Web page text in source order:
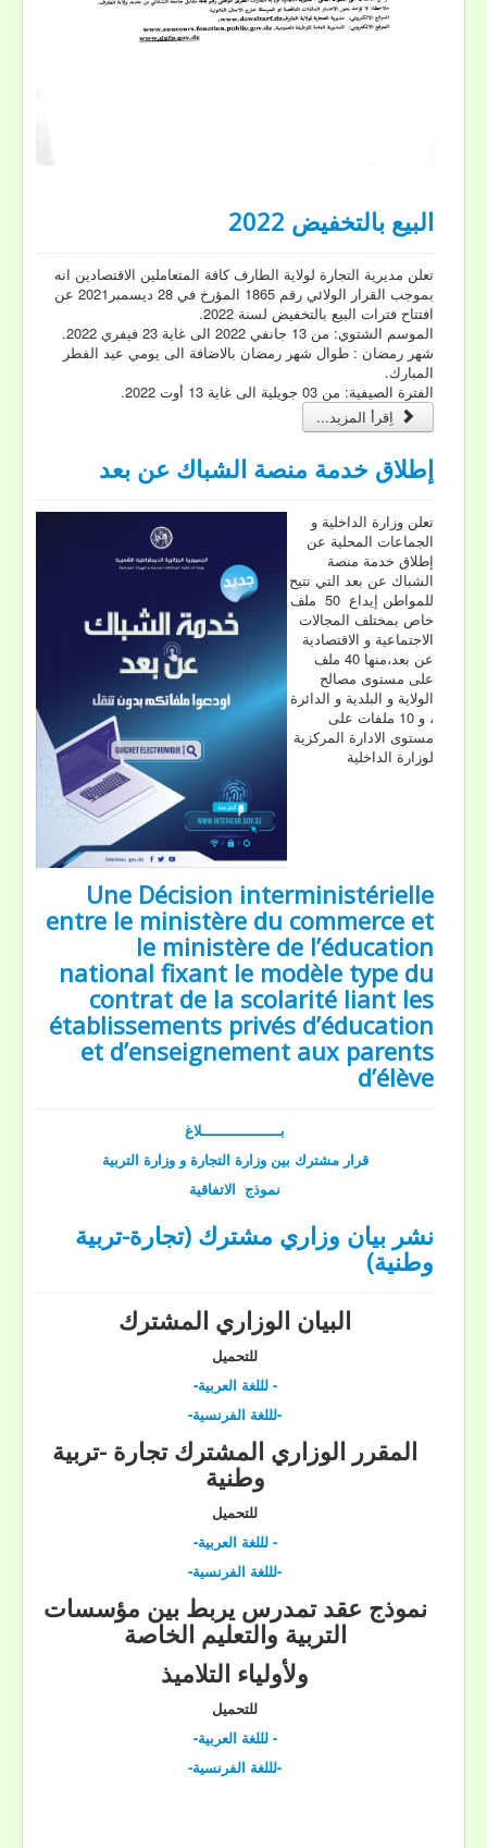
البيع بالتخفيض 2022
تعلن مديرية التجارة لولاية الطارف كافة المتعاملين الاقتصادين انه
بموجب القرار الولائي رقم 1865 المؤرخ في 28 ديسمبر2021 عن
افتتاح فترات البيع بالتخفيض لسنة 2022.
الموسم الشتوي: من 13 جانفي 2022 الى غاية 23 فيفري 2022.
شهر رمضان : طوال شهر رمضان بالاضافة الى يومي عيد الفطر
المبارك.
الفترة الصيفية: من 03 جويلية الى غاية 13 أوت 2022.
اِقرأ المزيد...
إطلاق خدمة منصة الشباك عن بعد
تعلن وزارة الداخلية و
الجماعات المحلية عن
إطلاق خدمة منصة
الشباك عن بعد التي تتيح
للمواطن إيداع 50 ملف
خاص بمختلف المجالات
الاجتماعية و الاقتصادية
عن بعد،منها 40 ملف
على مستوى مصالح
الولاية و البلدية و الدائرة
، و 10 ملفات على
مستوى الادارة المركزية
لوزارة الداخلية
Une Décision interministérielle
entre le ministère du commerce et
le ministère de l’éducation
national fixant le modèle type du
contrat de la scolarité liant les
établissements privés d’éducation
et d’enseignement aux parents
d’élève
بــــــــــــــــــلاغ
قرار مشترك بين وزارة التجارة و وزارة التربية
نموذج الاتفاقية
نشر بيان وزاري مشترك (تجارة-تربية
وطنية)
البيان الوزاري المشترك
للتحميل
- لللغة العربية-
-لللغة الفرنسية-
المقرر الوزاري المشترك تجارة -تربية
وطنية
للتحميل
- لللغة العربية-
-لللغة الفرنسية-
نموذج عقد تمدرس يربط بين مؤسسات
التربية والتعليم الخاصة
ولأولياء التلاميذ
للتحميل
- لللغة العربية-
-لللغة الفرنسية-